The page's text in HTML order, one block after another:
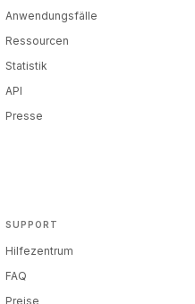
Anwendungsfälle
Ressourcen
Statistik
API
Presse
SUPPORT
Hilfezentrum
FAQ
Preise